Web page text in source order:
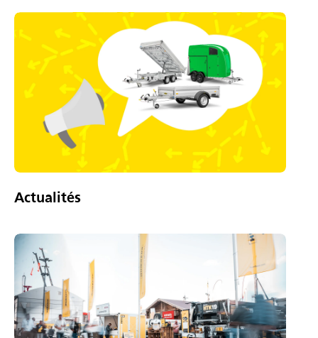
Actualités